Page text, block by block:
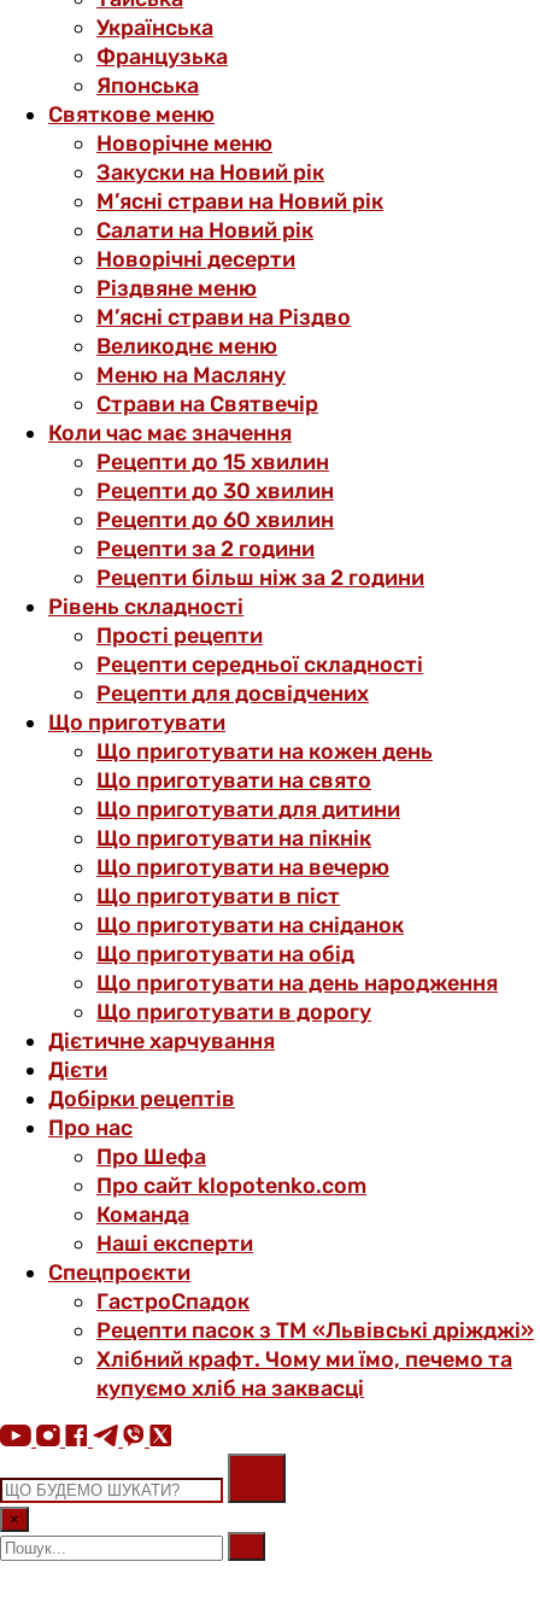
Українська
Французька
Японська
Святкове меню
Новорічне меню
Закуски на Новий рік
М’ясні страви на Новий рік
Салати на Новий рік
Новорічні десерти
Різдвяне меню
М’ясні страви на Різдво
Великоднє меню
Меню на Масляну
Страви на Святвечір
Коли час має значення
Рецепти до 15 хвилин
Рецепти до 30 хвилин
Рецепти до 60 хвилин
Рецепти за 2 години
Рецепти більш ніж за 2 години
Рівень складності
Прості рецепти
Рецепти середньої складності
Рецепти для досвідчених
Що приготувати
Що приготувати на кожен день
Що приготувати на свято
Що приготувати для дитини
Що приготувати на пікнік
Що приготувати на вечерю
Що приготувати в піст
Що приготувати на сніданок
Що приготувати на обід
Що приготувати на день народження
Що приготувати в дорогу
Дієтичне харчування
Дієти
Добірки рецептів
Про нас
Про Шефа
Про сайт klopotenko.com
Команда
Наші експерти
Спецпроєкти
ГастроСпадок
Рецепти пасок з ТМ «Львівські дріжджі»
Хлібний крафт. Чому ми їмо, печемо та
купуємо хліб на заквасці
×